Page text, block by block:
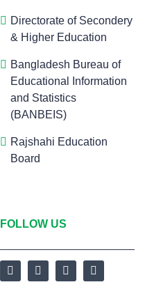
Directorate of Secondery
& Higher Education
Bangladesh Bureau of
Educational Information
and Statistics
(BANBEIS)
Rajshahi Education
Board
FOLLOW US